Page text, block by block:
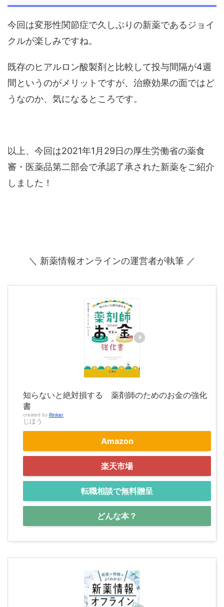
今回は変形性関節症で久しぶりの新薬であるジョイ
クルが楽しみですね。
既存のヒアルロン酸製剤と比較して投与間隔が4週
間というのがメリットですが、治療効果の面ではど
うなのか、気になるところです。
以上、今回は2021年1月29日の厚生労働省の薬食
審・医薬品第二部会で承認了承された新薬をご紹介
しました！
＼ 新薬情報オンラインの運営者が執筆 ／
知らないと絶対損する 薬剤師のためのお金の強化
書
created by Rinker
じほう
Amazon
楽天市場
転職相談で無料贈呈
どんな本？